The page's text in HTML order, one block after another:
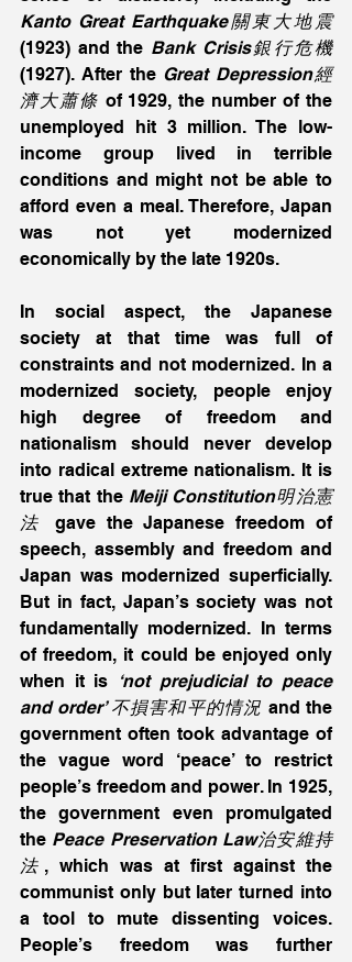
Kanto Great Earthquake關東大地震
(1923) and the Bank Crisis銀行危機
(1927). After the Great Depression經
濟大蕭條 of 1929, the number of the
unemployed hit 3 million. The low-
income group lived in terrible
conditions and might not be able to
afford even a meal. Therefore, Japan
was not yet modernized
economically by the late 1920s.
In social aspect, the Japanese
society at that time was full of
constraints and not modernized. In a
modernized society, people enjoy
high degree of freedom and
nationalism should never develop
into radical extreme nationalism. It is
true that the Meiji Constitution明治憲
法
gave the Japanese freedom of
speech, assembly and freedom and
Japan was modernized superficially.
But in fact, Japan’s society was not
fundamentally modernized. In terms
of freedom, it could be enjoyed only
when it is ‘not prejudicial to peace
and order’ 不損害和平的情況 and the
government often took advantage of
the vague word ‘peace’ to restrict
people’s freedom and power. In 1925,
the government even promulgated
the Peace Preservation Law治安維持
法 , which was at first against the
communist only but later turned into
a tool to mute dissenting voices.
People’s freedom was further